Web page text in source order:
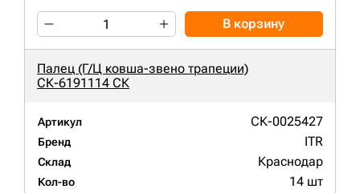
В корзину
Палец (Г/Ц ковша-звено трапеции)
СК-6191114 СК
Артикул СК-0025427
Бренд ITR
Склад Краснодар
Кол-во 14 шт